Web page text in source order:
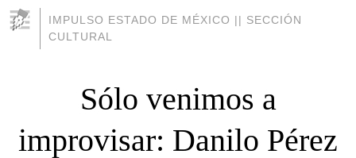
IMPULSO ESTADO DE MÉXICO || SECCIÓN
CULTURAL
Sólo venimos a
improvisar: Danilo Pérez